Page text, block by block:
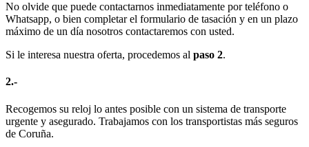
No olvide que puede contactarnos inmediatamente por teléfono o
Whatsapp, o bien completar el formulario de tasación y en un plazo
máximo de un día nosotros contactaremos con usted.
Si le interesa nuestra oferta, procedemos al paso 2.
2.-
Recogemos su reloj lo antes posible con un sistema de transporte
urgente y asegurado. Trabajamos con los transportistas más seguros
de Coruña.